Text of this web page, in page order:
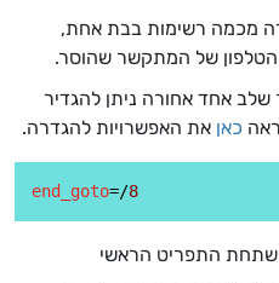
מכמה רשימות בבת אחת,
של המתקשר שהוסר.
אחד אחורה ניתן להגדיר
כאן את האפשרויות להגדרה.
end_goto=/8